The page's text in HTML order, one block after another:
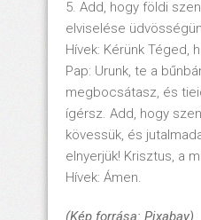
5. Add, hogy földi
elviselése
Hívek: Kérünk Téged,
Pap: Urunk, te a
megbocsátasz, és
ígérsz. Add, hogy
kövessük, és
elnyerjük! Krisztus, a
Hívek: Ámen.